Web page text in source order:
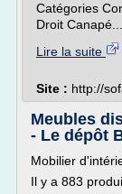
Catégories
Droit Canapé...
Lire la suite
Site : http://
Meubles
- Le dépôt
Mobilier
Il y a 883